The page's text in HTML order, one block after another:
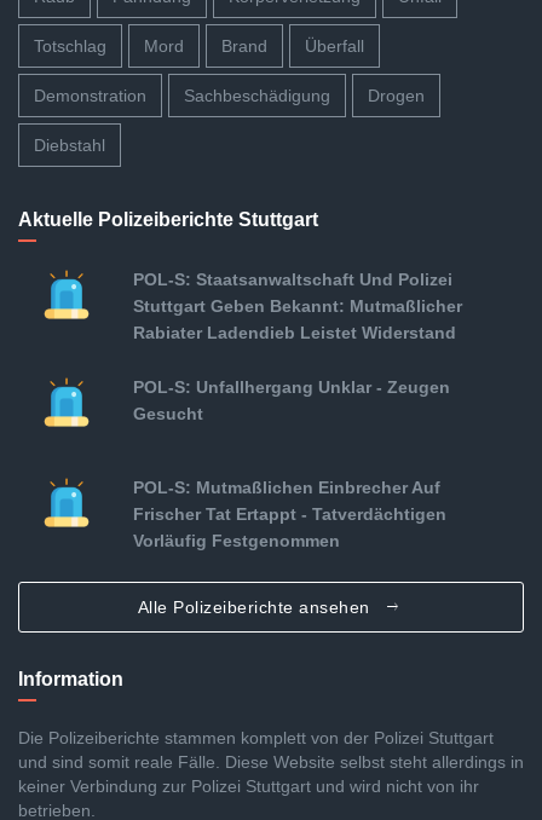
Totschlag Mord Brand Überfall
Demonstration Sachbeschädigung Drogen
Diebstahl
Aktuelle Polizeiberichte Stuttgart
POL-S: Staatsanwaltschaft Und Polizei
Stuttgart Geben Bekannt: Mutmaßlicher
Rabiater Ladendieb Leistet Widerstand
POL-S: Unfallhergang Unklar - Zeugen
Gesucht
POL-S: Mutmaßlichen Einbrecher Auf
Frischer Tat Ertappt - Tatverdächtigen
Vorläufig Festgenommen
Alle Polizeiberichte ansehen
Information
Die Polizeiberichte stammen komplett von der Polizei Stuttgart
und sind somit reale Fälle. Diese Website selbst steht allerdings in
keiner Verbindung zur Polizei Stuttgart und wird nicht von ihr
betrieben.